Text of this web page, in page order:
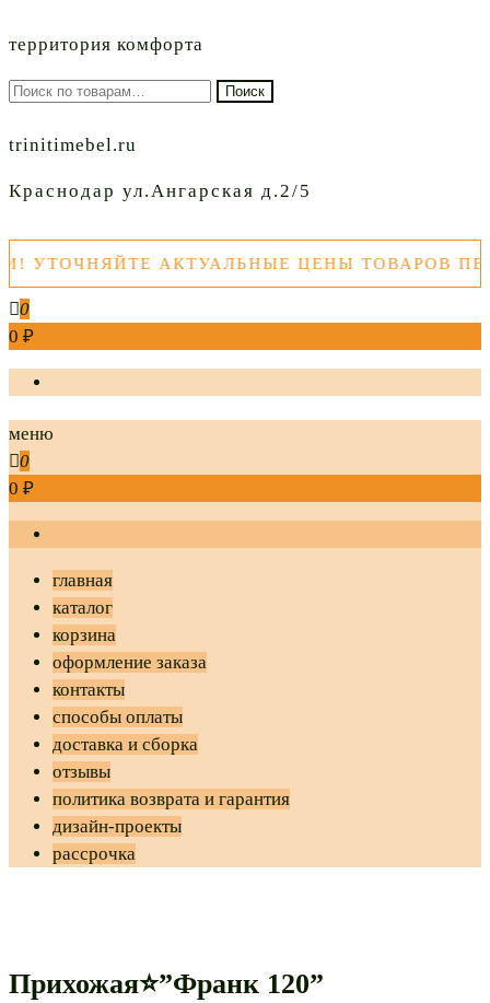
территория комфорта
Искать: Поиск
trinitimebel.ru
Краснодар ул.Ангарская д.2/5
АКТУАЛЬНЫЕ ЦЕНЫ ТОВАРОВ
0
0 ₽
меню
0
0 ₽
главная
каталог
корзина
оформление заказа
контакты
способы оплаты
доставка и сборка
отзывы
политика возврата и гарантия
дизайн-проекты
рассрочка
Прихожая⭐”Франк 120”